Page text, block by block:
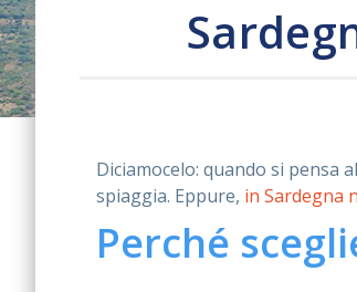
Diciamocelo: quando si pensa
spiaggia. Eppure, in Sardegna
Perché